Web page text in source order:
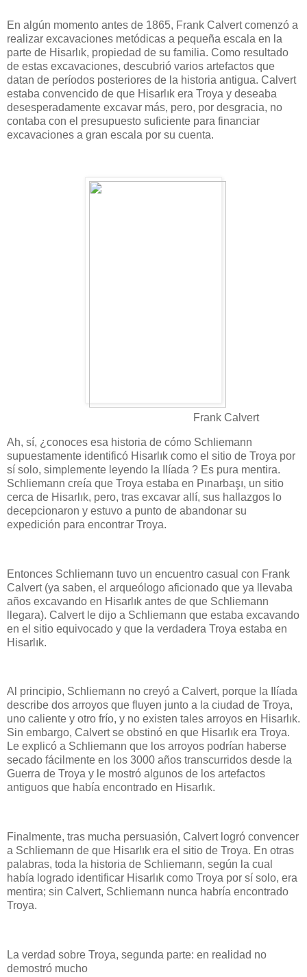
En algún momento antes de 1865, Frank Calvert comenzó a
realizar excavaciones metódicas a pequeña escala en la
parte de Hisarlık, propiedad de su familia. Como resultado
de estas excavaciones, descubrió varios artefactos que
datan de períodos posteriores de la historia antigua. Calvert
estaba convencido de que Hisarlık era Troya y deseaba
desesperadamente excavar más, pero, por desgracia, no
contaba con el presupuesto suficiente para financiar
excavaciones a gran escala por su cuenta.
Frank Calvert
Ah, sí, ¿conoces esa historia de cómo Schliemann
supuestamente identificó Hisarlık como el sitio de Troya por
sí solo, simplemente leyendo la Ilíada ? Es pura mentira.
Schliemann creía que Troya estaba en Pınarbaşı, un sitio
cerca de Hisarlık, pero, tras excavar allí, sus hallazgos lo
decepcionaron y estuvo a punto de abandonar su
expedición para encontrar Troya.
Entonces Schliemann tuvo un encuentro casual con Frank
Calvert (ya saben, el arqueólogo aficionado que ya llevaba
años excavando en Hisarlık antes de que Schliemann
llegara). Calvert le dijo a Schliemann que estaba excavando
en el sitio equivocado y que la verdadera Troya estaba en
Hisarlık.
Al principio, Schliemann no creyó a Calvert, porque la Ilíada
describe dos arroyos que fluyen junto a la ciudad de Troya,
uno caliente y otro frío, y no existen tales arroyos en Hisarlık.
Sin embargo, Calvert se obstinó en que Hisarlık era Troya.
Le explicó a Schliemann que los arroyos podrían haberse
secado fácilmente en los 3000 años transcurridos desde la
Guerra de Troya y le mostró algunos de los artefactos
antiguos que había encontrado en Hisarlık.
Finalmente, tras mucha persuasión, Calvert logró convencer
a Schliemann de que Hisarlık era el sitio de Troya. En otras
palabras, toda la historia de Schliemann, según la cual
había logrado identificar Hisarlık como Troya por sí solo, era
mentira; sin Calvert, Schliemann nunca habría encontrado
Troya.
La verdad sobre Troya, segunda parte: en realidad no
demostró mucho